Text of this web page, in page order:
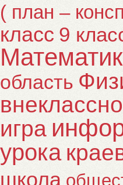
( план –
класс 9
область
игра
урока
школа